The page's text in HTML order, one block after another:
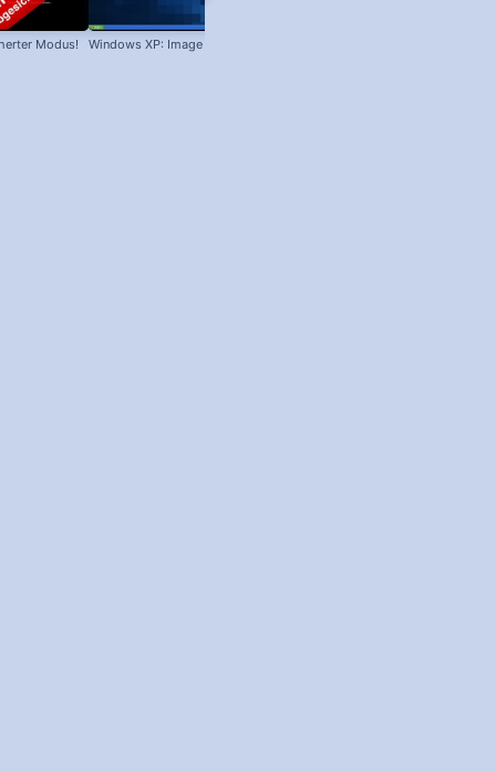
Modus! Windows XP: Image brennen!